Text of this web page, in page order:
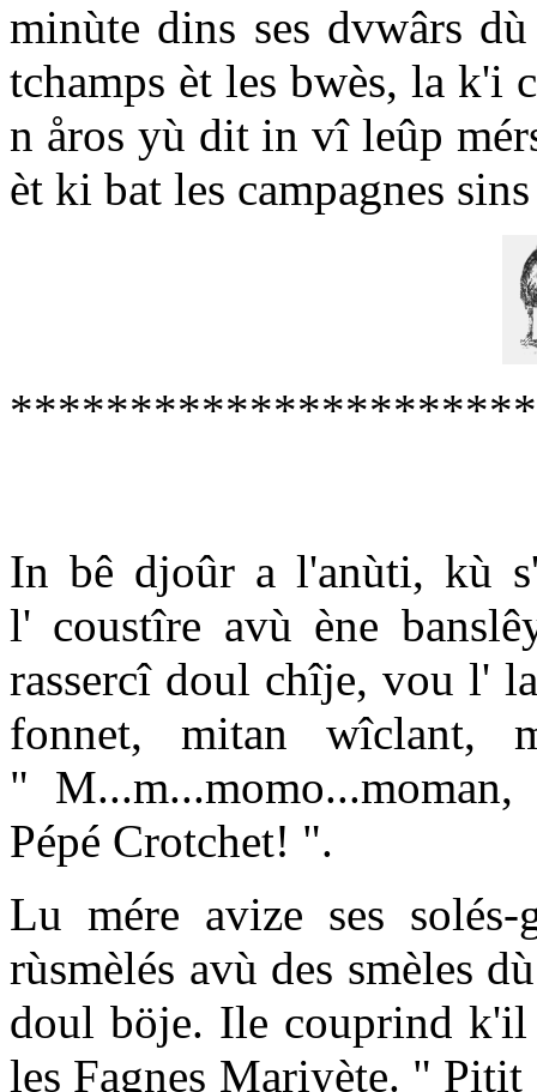
minùte dins ses dvwârs
tchamps èt les bwès, la k'i
n åros yù dit in vî leûp
èt ki bat les campagnes
In bê djoûr a l'anùti, kù
l' coustîre avù ène
rassercî doul chîje, vou l'
fonnet, mitan wîclant,
"
Pépé Crotchet! ".
Lu mére avize ses
rùsmèlés avù des smèles
doul böje. Ile couprind
les Fagnes Mariyète. "